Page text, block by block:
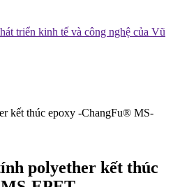
triển kinh tế và công nghệ của Vũ
kết thúc epoxy -ChangFu® MS-
polyether kết thúc